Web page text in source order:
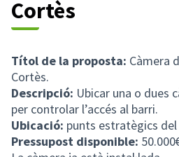
Cortès
Títol de la proposta: Càmera
Cortès.
Descripció: Ubicar una o dues
per controlar l’accés al barri.
Ubicació: punts estratègics
Pressupost disponible: